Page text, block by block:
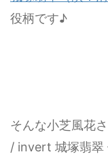
役柄です♪
そんな小芝風花
/ invert 城塚翡翠